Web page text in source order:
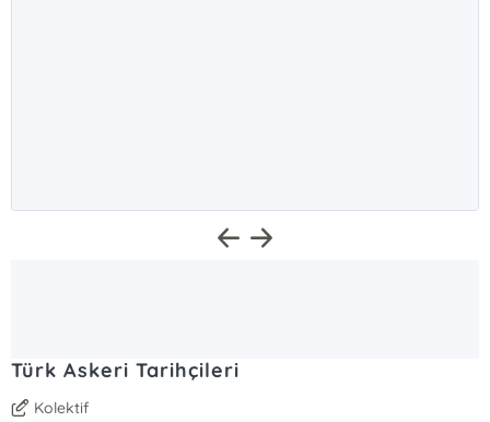
Türk Askeri Tarihçileri
Kolektif